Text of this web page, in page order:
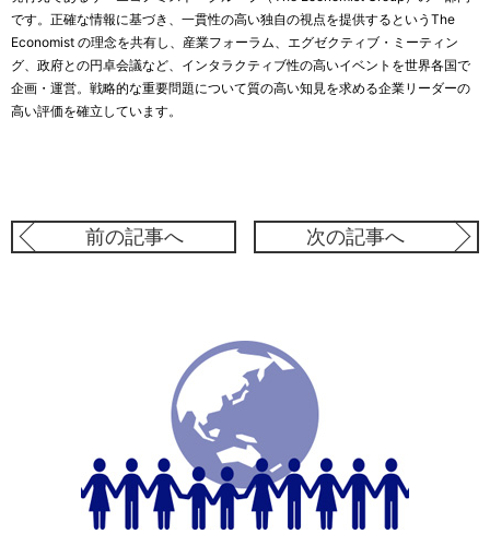
です。正確な情報に基づき、一貫性の高い独自の視点を提供するというThe
Economist の理念を共有し、産業フォーラム、エグゼクティブ・ミーティン
グ、政府との円卓会議など、インタラクティブ性の高いイベントを世界各国で
企画・運営。戦略的な重要問題について質の高い知見を求める企業リーダーの
高い評価を確立しています。
前の記事へ 次の記事へ